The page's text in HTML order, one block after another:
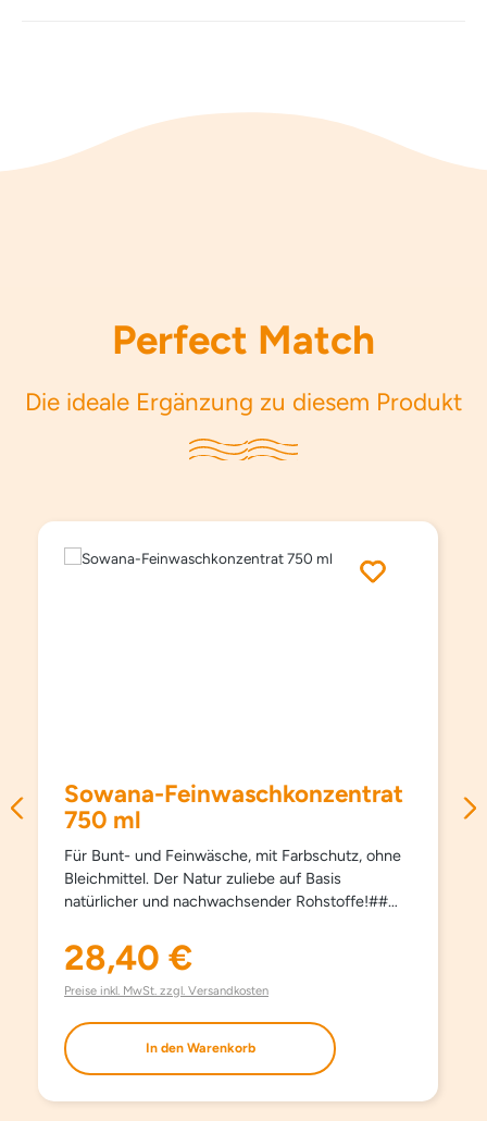
Perfect Match
Die ideale Ergänzung zu diesem Produkt
Sowana-Feinwaschkonzentrat
750 ml
Für Bunt- und Feinwäsche, mit Farbschutz, ohne
Bleichmittel. Der Natur zuliebe auf Basis
natürlicher und nachwachsender Rohstoffe!##
schonend und sanft, schon ab 15°C und hält
Kleidungsstücke länger schön. Kein Weichspüler
erforderlich, besonders bügelleicht. Haut- und
auch bestens für die Handwäsche geeignet. Mit
modernsten waschaktiven Substanzen und
Aufheller und ohne Phosphate.
Regulärer Preis:
28,40 €
Preise inkl. MwSt. zzgl. Versandkosten
In den Warenkorb